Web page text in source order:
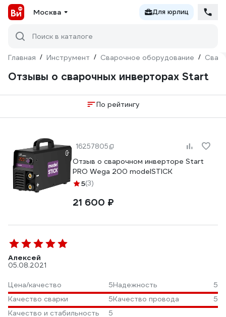
Москва Для юрлиц
Поиск в каталоге
Главная / Инструмент / Сварочное оборудование /
Отзывы о сварочных инверторах Start
По рейтингу
16257805
Отзыв о сварочном инверторе Start
PRO Wega 200 modelSTICK
5(3)
21 600 ₽
Алексей
05.08.2021
Цена/качество 5Надежность
5
Качество сварки
5Качество провода
5
Качество и стабильность
5